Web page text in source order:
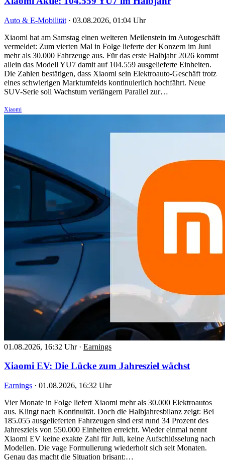
Auto & E-Mobilität · 03.08.2026, 01:04 Uhr
Xiaomi hat am Samstag einen weiteren Meilenstein im Autogeschäft
vermeldet: Zum vierten Mal in Folge lieferte der Konzern im Juni
mehr als 30.000 Fahrzeuge aus. Für das erste Halbjahr 2026 kommt
allein das Modell YU7 damit auf 104.559 ausgelieferte Einheiten.
Die Zahlen bestätigen, dass Xiaomi sein Elektroauto-Geschäft trotz
eines schwierigen Marktumfelds kontinuierlich hochfährt. Neue
SUV-Serie soll Wachstum verlängern Parallel zur…
Xiaomi
01.08.2026, 16:32 Uhr · Earnings
Xiaomi EV: Die Lücke zum Jahresziel wächst
Earnings · 01.08.2026, 16:32 Uhr
Vier Monate in Folge liefert Xiaomi mehr als 30.000 Elektroautos
aus. Klingt nach Kontinuität. Doch die Halbjahresbilanz zeigt: Bei
185.055 ausgelieferten Fahrzeugen sind erst rund 34 Prozent des
Jahresziels von 550.000 Einheiten erreicht. Wieder einmal nennt
Xiaomi EV keine exakte Zahl für Juli, keine Aufschlüsselung nach
Modellen. Die vage Formulierung wiederholt sich seit Monaten.
Genau das macht die Situation brisant:…